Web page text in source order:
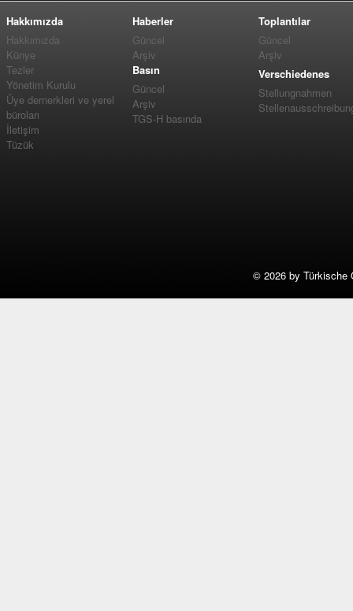
Hakkımızda
Hakkımızda
Künye
Tezler
Yönetim Kurulu
Üye dernerkleri ve yerel
büroları
İletişim
Tüzük
Haberler
Güncel
Arşiv
Basın
Güncel
Arşiv
TGS-H basında
Toplantılar
Güncel
Arşiv
Verschiedenes
Stellungnahmen
© 2026 by Türkische